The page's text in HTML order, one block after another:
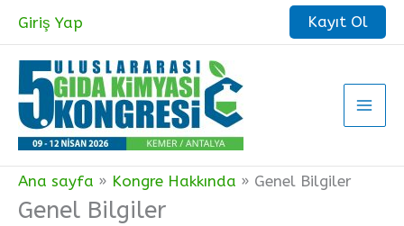
Giriş Yap Kayıt Ol
Ana sayfa Kongre Hakkında Genel Bilgiler
Genel Bilgiler